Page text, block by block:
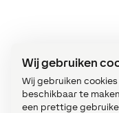
Wij gebruiken
Wij gebruiken
beschikbaar te
een prettige